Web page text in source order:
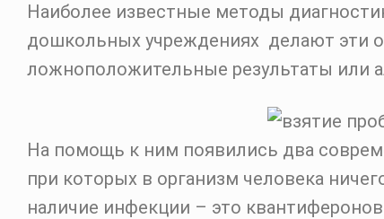
Наиболее известные методы
дошкольных учреждениях делают эти
ложноположительные результаты или
На помощь к ним появились два
при которых в организм человека
наличие инфекции – это